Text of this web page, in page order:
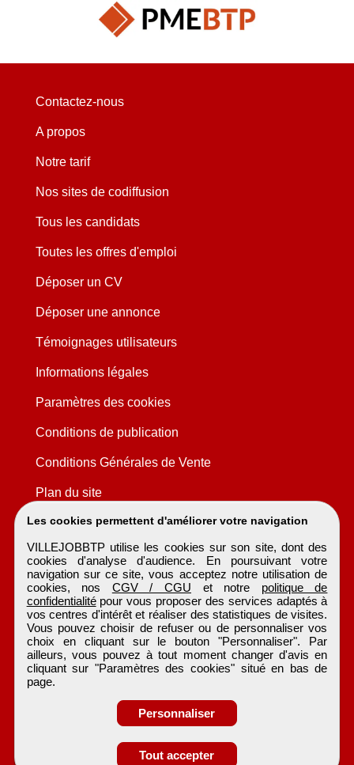
Obtenir ses
Les cookies permettent d'améliorer votre navigation
VILLEJOBBTP utilise les cookies sur son site, dont des
cookies d'analyse d'audience. En poursuivant votre
navigation sur ce site, vous acceptez notre utilisation de
cookies, nos CGV / CGU et notre politique de
confidentialitépour vous proposer des services adaptés à
vos centres d'intérêt et réaliser des statistiques de visites.
Vous pouvez choisir de refuser ou de personnaliser vos
choix en cliquant sur le bouton "Personnaliser". Par
ailleurs, vous pouvez à tout moment changer d'avis en
cliquant sur "Paramètres des cookies" situé en bas de
page.
Personnaliser
Tout accepter
Contactez-nous
A propos
Notre tarif
Nos sites de codiffusion
Tous les candidats
Toutes les offres d'emploi
Déposer un CV
Déposer une annonce
Témoignages utilisateurs
Informations légales
Paramètres des cookies
Conditions de publication
Conditions Générales de Vente
Plan du site